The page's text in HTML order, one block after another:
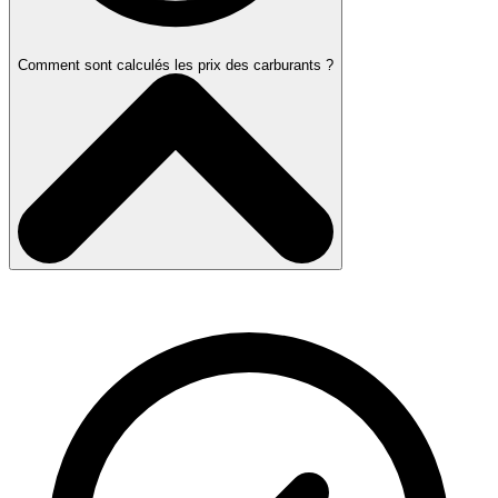
Comment sont calculés les prix des carburants ?